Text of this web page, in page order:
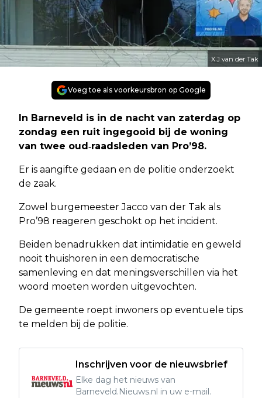
X J van der Tak
Voeg toe als voorkeursbron op Google
In Barneveld is in de nacht van zaterdag op
zondag een ruit ingegooid bij de woning
van twee oud‑raadsleden van Pro’98.
Er is aangifte gedaan en de politie onderzoekt
de zaak.
Zowel burgemeester Jacco van der Tak als
Pro’98 reageren geschokt op het incident.
Beiden benadrukken dat intimidatie en geweld
nooit thuishoren in een democratische
samenleving en dat meningsverschillen via het
woord moeten worden uitgevochten.
De gemeente roept inwoners op eventuele tips
te melden bij de politie.
Inschrijven voor de nieuwsbrief
Elke dag het nieuws van
Barneveld.Nieuws.nl in uw e-mail.